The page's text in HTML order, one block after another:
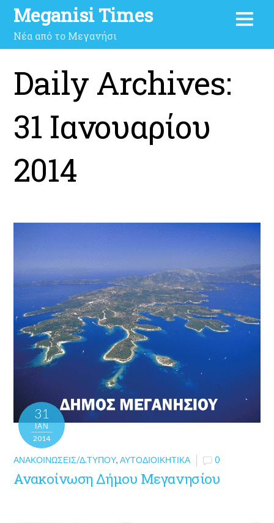
Meganisi Times
Νέα από το Μεγανήσι
Daily Archives:
31 Ιανουαρίου
2014
31
ΙΑΝ
2014
ΑΝΑΚΟΙΝΏΣΕΙΣ/Δ.ΤΎΠΟΥ,ΑΥΤΟΔΙΟΙΚΗΤΙΚΆ 0
Ανακοίνωση Δήμου Μεγανησίου